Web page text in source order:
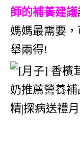
師的補養建議
媽媽最需要
舉兩得!